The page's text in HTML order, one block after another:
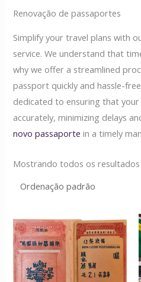
Renovação de passaportes
Simplify your travel plans with
service. We understand that
why we offer a streamlined
passport quickly and hassle-
dedicated to ensuring that
accurately, minimizing delays
novo passaporte in a timely
Mostrando todos os resultados